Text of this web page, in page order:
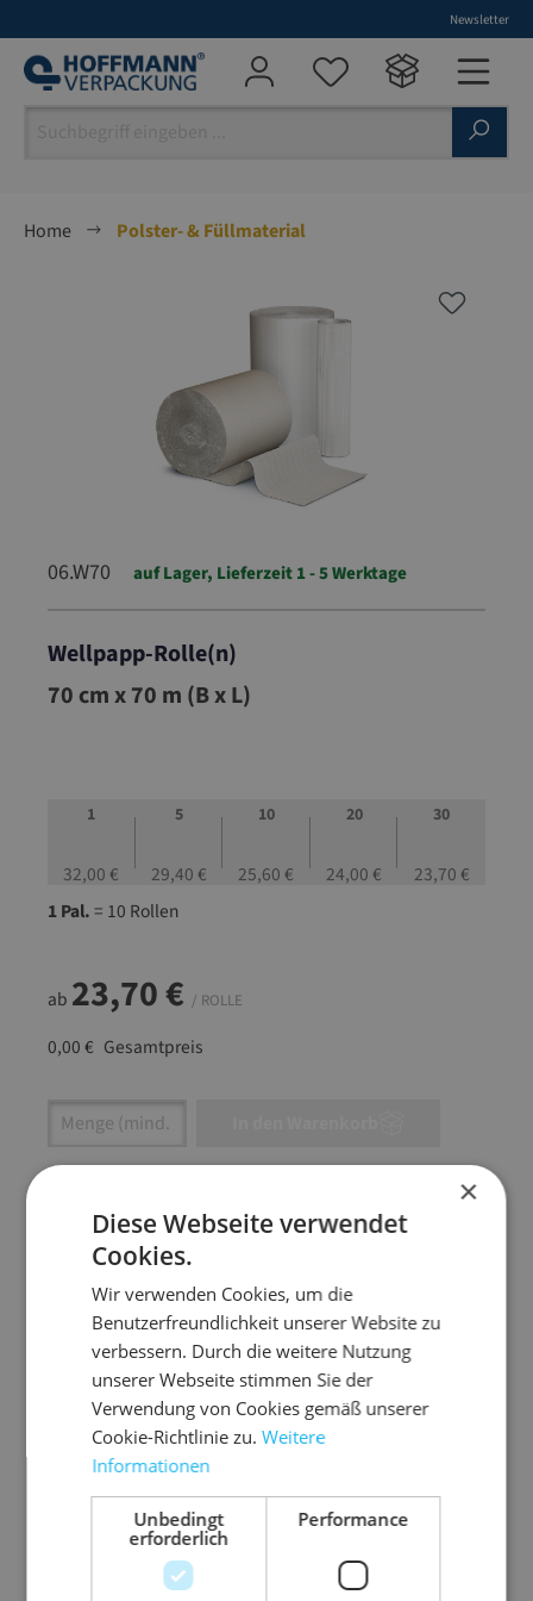
Newsletter
Home
Polster- & Füllmaterial
06.W70 auf Lager, Lieferzeit 1 - 5 Werktage
Wellpapp-Rolle(n)
06.W70
70 cm x 70 m (B x L)
1
32,00 €
5
29,40 €
10
25,60 €
20
24,00 €
30
23,70 €
1 Pal.= 10 Rollen
ab 23,70 € / ROLLE
0,00 € Gesamtpreis
Artikel Anzahl: Gib den gewünschten Wert
Artikelinformationen
Die praktische Polsterrolle für Lager und Versand
– umweltfreundlich und funktional.
schützt empfindliche Produkte wie Möbel,
Glas, Porzellan, Metall und Kunststoff
guter Oberflächenschutz bei Transport und
Lagerung
C-Wellenform
×
Diese Webseite verwendet
Cookies.
Wir verwenden Cookies, um die
Benutzerfreundlichkeit unserer Website zu
verbessern. Durch die weitere Nutzung
unserer Webseite stimmen Sie der
Verwendung von Cookies gemäß unserer
Cookie-Richtlinie zu.Weitere
Informationen
Unbedingt
erforderlich
Performance